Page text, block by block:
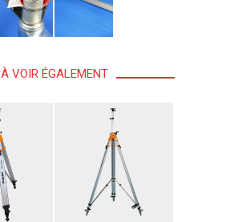
À VOIR ÉGALEMENT